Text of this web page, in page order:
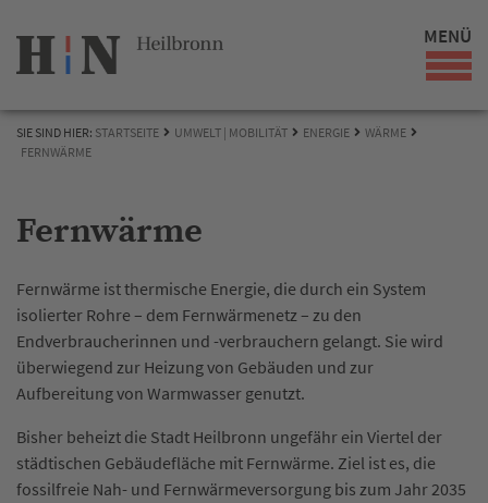
MENÜ
SIE SIND HIER: STARTSEITE UMWELT | MOBILITÄT ENERGIE
WÄRME
FERNWÄRME
Fernwärme
Fernwärme ist thermische Energie, die durch ein System
isolierter Rohre – dem Fernwärmenetz – zu den
Endverbraucherinnen und -verbrauchern gelangt. Sie wird
überwiegend zur Heizung von Gebäuden und zur
Aufbereitung von Warmwasser genutzt.
Bisher beheizt die Stadt Heilbronn ungefähr ein Viertel der
städtischen Gebäudefläche mit Fernwärme. Ziel ist es, die
fossilfreie Nah- und Fernwärmeversorgung bis zum Jahr 2035